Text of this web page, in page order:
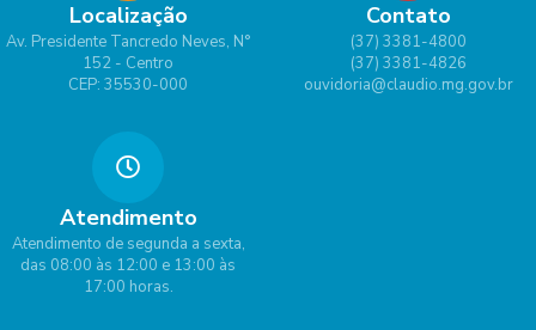
Localização
Av. Presidente Tancredo Neves, N°
152 - Centro
CEP: 35530-000
Contato
(37) 3381-4800
(37) 3381-4826
ouvidoria@claudio.mg.gov.br
Atendimento
Atendimento de segunda a sexta,
das 08:00 às 12:00 e 13:00 às
17:00 horas.